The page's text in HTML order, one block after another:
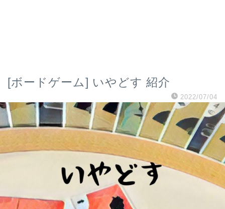
[ボードゲーム] いやどす 紹介
2022/07/04